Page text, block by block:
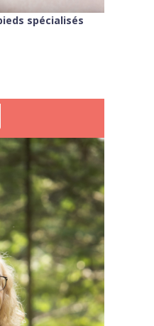
spécialisés